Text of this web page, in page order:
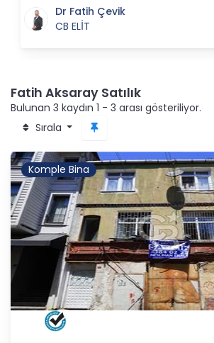
Dr Fatih Çevik
CB ELİT
Fatih Aksaray Satılık
Bulunan 3 kaydın 1 - 3 arası gösteriliyor.
Sırala
Komple Bina